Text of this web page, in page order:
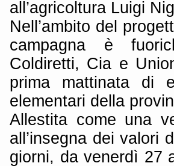
all’agricoltura Luigi
Nell’ambito del
campagna è
Coldiretti, Cia e
prima mattinata di
elementari della
Allestita come una
all’insegna dei valori
giorni, da venerdì 27